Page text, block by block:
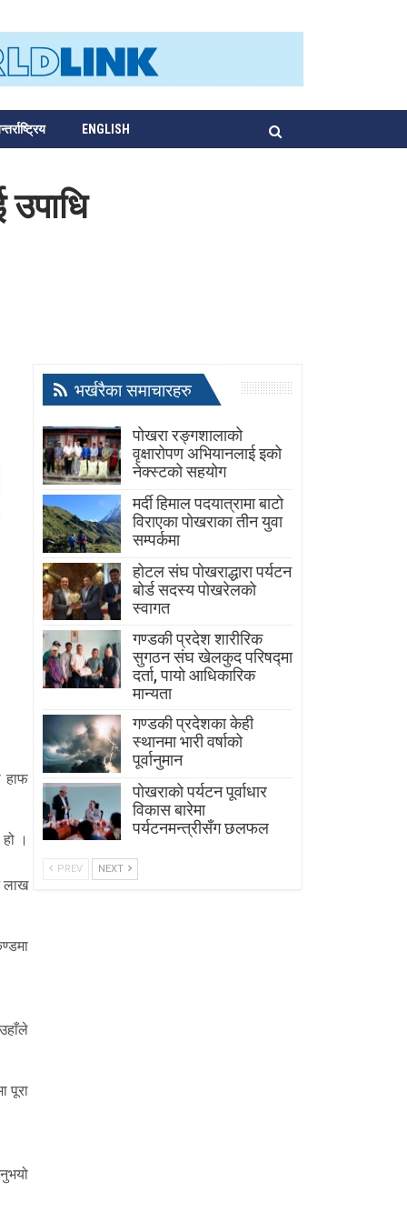
ENGLISH
उपाधि
हाफ
।
लाख
पूरा
भर्खरैका समाचारहरु
पोखरा रङ्गशालाको
वृक्षारोपण अभियानलाई इको
नेक्स्टको सहयोग
मर्दी हिमाल पदयात्रामा बाटाे
विराएका पाेखराका तीन युवा
सम्पर्कमा
होटल संघ पोखराद्धारा पर्यटन
बोर्ड सदस्य पोखरेलको
स्वागत
गण्डकी प्रदेश शारीरिक
सुगठन संघ खेलकुद परिषद्मा
दर्ता, पायाे आधिकारिक
मान्यता
गण्डकी प्रदेशका केही
स्थानमा भारी वर्षाको
पूर्वानुमान
पाेखराकाे पर्यटन पूर्वाधार
विकास बारेमा
पर्यटनमन्त्रीसँग छलफल
PREV NEXT